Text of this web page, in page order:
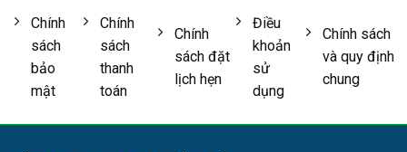
Chính
sách
bảo
mật
Chính
sách
thanh
toán
Chính
sách đặt
lịch hẹn
Điều
khoản
sử
dụng
Chính sách
và quy định
chung